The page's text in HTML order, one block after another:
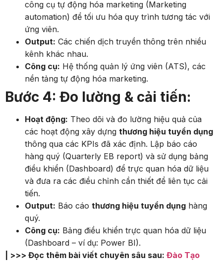
công cụ tự động hóa marketing (Marketing
automation) để tối ưu hóa quy trình tương tác với
ứng viên.
Output: Các chiến dịch truyền thông trên nhiều
kênh khác nhau.
Công cụ: Hệ thống quản lý ứng viên (ATS), các
nền tảng tự động hóa marketing.
Bước 4: Đo lường & cải tiến:
Hoạt động: Theo dõi và đo lường hiệu quả của
các hoạt động xây dựng thương hiệu tuyển dụng
thông qua các KPIs đã xác định. Lập báo cáo
hàng quý (Quarterly EB report) và sử dụng bảng
điều khiển (Dashboard) để trực quan hóa dữ liệu
và đưa ra các điều chỉnh cần thiết để liên tục cải
tiến.
Output: Báo cáo thương hiệu tuyển dụng hàng
quý.
Công cụ: Bảng điều khiển trực quan hóa dữ liệu
(Dashboard – ví dụ: Power BI).
| >>> Đọc thêm bài viết chuyên sâu sau: Đào Tạo